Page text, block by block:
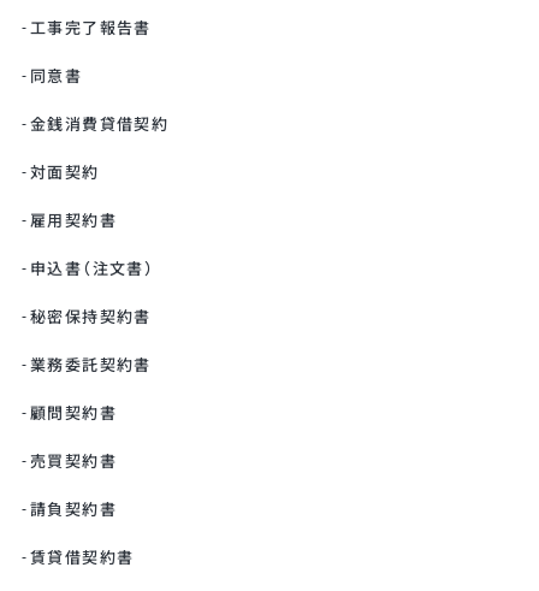
工事完了報告書
同意書
金銭消費貸借契約
対面契約
雇用契約書
申込書（注文書）
秘密保持契約書
業務委託契約書
顧問契約書
売買契約書
請負契約書
賃貸借契約書